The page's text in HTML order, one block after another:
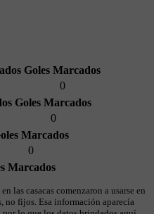
Goles Marcados
0
Goles Marcados
0
Marcados
0
Marcados
las casacas comenzaron a usarse en
no fijos. Esa información aparecía